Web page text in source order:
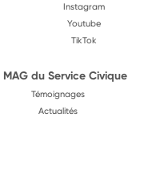
Instagram
Youtube
TikTok
MAG du Service Civique
Témoignages
Actualités